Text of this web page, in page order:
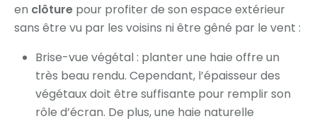
en clôture pour profiter de son espace extérieur
sans être vu par les voisins ni être gêné par le vent :
Brise-vue végétal : planter une haie offre un
très beau rendu. Cependant, l’épaisseur des
végétaux doit être suffisante pour remplir son
rôle d’écran. De plus, une haie naturelle